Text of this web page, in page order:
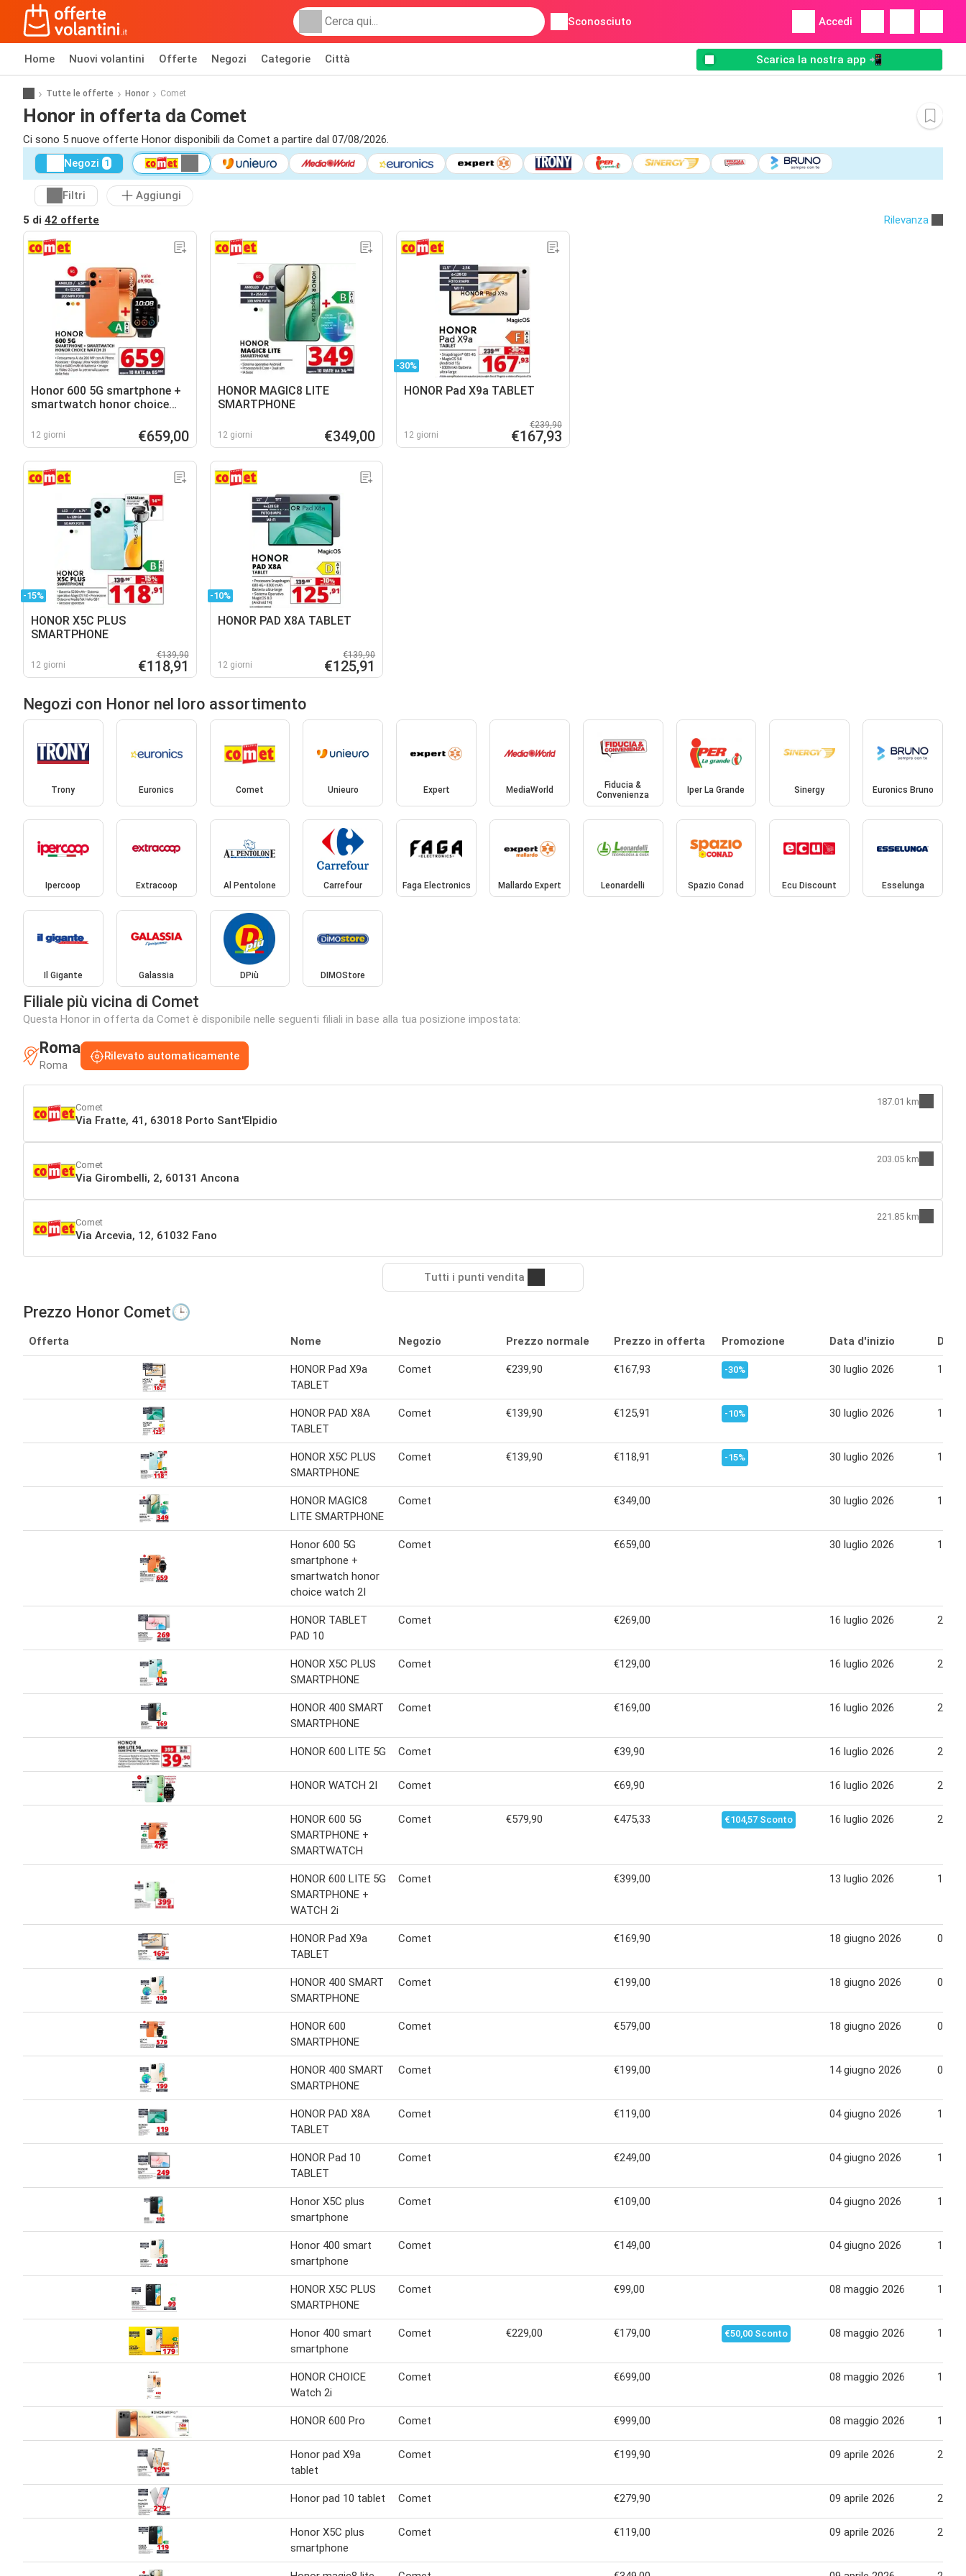
Sconosciuto Accedi
Home Nuovi volantini Offerte Negozi Categorie Città Scarica la nostra app 📲
Tutte le offerte Honor Comet
Honor in offerta da Comet
Ci sono 5 nuove offerte Honor disponibili da Comet a partire dal 07/08/2026.
Negozi 1
Filtri
Aggiungi
5 di 42 offerte Rilevanza
Honor 600 5G smartphone +
smartwatch honor choice
12 giorni €659,00
HONOR MAGIC8 LITE
SMARTPHONE
12 giorni €349,00
-30%
HONOR Pad X9a TABLET
12 giorni
€239,90
€167,93
-15%
HONOR X5C PLUS
SMARTPHONE
12 giorni
€139,90
€118,91
-10%
HONOR PAD X8A TABLET
12 giorni
€139,90
€125,91
Negozi con Honor nel loro assortimento
Trony Euronics Comet Unieuro Expert MediaWorld
Fiducia &
Convenienza
Iper La Grande Sinergy Euronics Bruno
Ipercoop Extracoop Al Pentolone Carrefour Faga Electronics Mallardo Expert Leonardelli Spazio Conad Ecu Discount Esselunga
Il Gigante Galassia DPiù DIMOStore
Filiale più vicina di Comet
Questa Honor in offerta da Comet è disponibile nelle seguenti filiali in base alla tua posizione impostata:
Roma
Roma
Rilevato automaticamente
Comet
Via Fratte, 41, 63018 Porto Sant'Elpidio
187.01 km
Comet
Via Girombelli, 2, 60131 Ancona
203.05 km
Comet
Via Arcevia, 12, 61032 Fano
221.85 km
Tutti i punti vendita
Prezzo Honor Comet🕒
Offerta Nome Negozio Prezzo normale Prezzo in offerta Promozione Data d'inizio Data
HONOR Pad X9a
TABLET
Comet €239,90 €167,93 -30% 30 luglio 2026 19
HONOR PAD X8A
TABLET
Comet €139,90 €125,91 -10% 30 luglio 2026 19
HONOR X5C PLUS
SMARTPHONE
Comet €139,90 €118,91 -15% 30 luglio 2026 19
HONOR MAGIC8
LITE SMARTPHONE
Comet €349,00 30 luglio 2026 19
Honor 600 5G
smartphone +
smartwatch honor
choice watch 2I
Comet €659,00 30 luglio 2026 19
HONOR TABLET
PAD 10
Comet €269,00 16 luglio 2026 29
HONOR X5C PLUS
SMARTPHONE
Comet €129,00 16 luglio 2026 29
HONOR 400 SMART
SMARTPHONE
Comet €169,00 16 luglio 2026 29
HONOR 600 LITE 5G Comet €39,90 16 luglio 2026 29
HONOR WATCH 2I Comet €69,90 16 luglio 2026 29
HONOR 600 5G
SMARTPHONE +
SMARTWATCH
Comet €579,90 €475,33 €104,57 Sconto 16 luglio 2026 29
HONOR 600 LITE 5G
SMARTPHONE +
WATCH 2i
Comet €399,00 13 luglio 2026 15
HONOR Pad X9a
TABLET
Comet €169,90 18 giugno 2026 02
HONOR 400 SMART
SMARTPHONE
Comet €199,00 18 giugno 2026 02
HONOR 600
SMARTPHONE
Comet €579,00 18 giugno 2026 02
HONOR 400 SMART
SMARTPHONE
Comet €199,00 14 giugno 2026 02
HONOR PAD X8A
TABLET
Comet €119,00 04 giugno 2026 17
HONOR Pad 10
TABLET
Comet €249,00 04 giugno 2026 17
Honor X5C plus
smartphone
Comet €109,00 04 giugno 2026 17
Honor 400 smart
smartphone
Comet €149,00 04 giugno 2026 17
HONOR X5C PLUS
SMARTPHONE
Comet €99,00 08 maggio 2026 17
Honor 400 smart
smartphone
Comet €229,00 €179,00 €50,00 Sconto 08 maggio 2026 17
HONOR CHOICE
Watch 2i
Comet €699,00 08 maggio 2026 17
HONOR 600 Pro Comet €999,00 08 maggio 2026 17
Honor pad X9a
tablet
Comet €199,90 09 aprile 2026 22
Honor pad 10 tablet Comet €279,90 09 aprile 2026 22
Honor X5C plus
smartphone
Comet €119,00 09 aprile 2026 22